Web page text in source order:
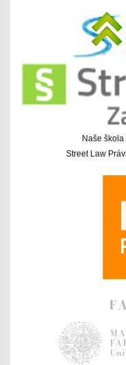
Naše
Street Law